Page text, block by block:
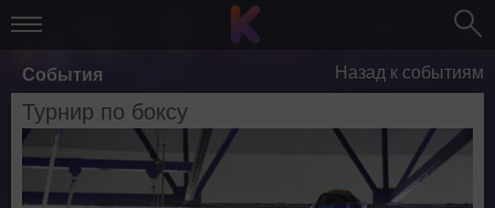
События Назад к событиям
Турнир по боксу